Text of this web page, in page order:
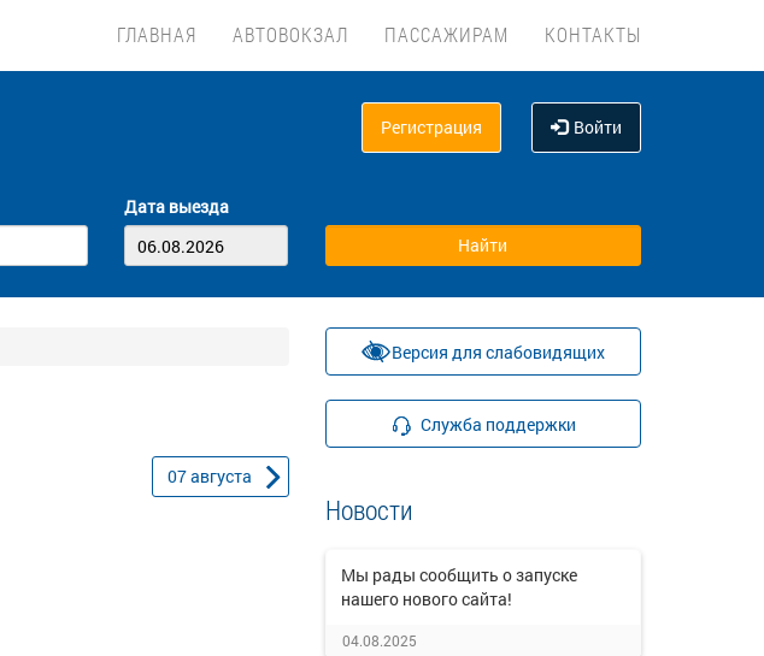
ГЛАВНАЯ АВТОВОКЗАЛ ПАССАЖИРАМ КОНТАКТЫ
Регистрация Войти
Дата выезда
07августа
Версия для слабовидящих
Служба поддержки
Новости
Мы рады сообщить о запуске
нашего нового сайта!
04.08.2025